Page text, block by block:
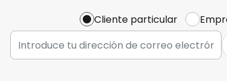
Cliente particular